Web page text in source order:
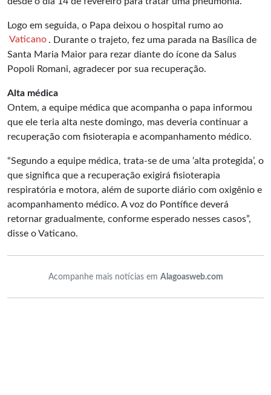
Logo em seguida, o Papa deixou o hospital rumo ao
Vaticano . Durante o trajeto, fez uma parada na Basílica de
Santa Maria Maior para rezar diante do ícone da Salus
Popoli Romani, agradecer por sua recuperação.
Alta médica
Ontem, a equipe médica que acompanha o papa informou
que ele teria alta neste domingo, mas deveria continuar a
recuperação com fisioterapia e acompanhamento médico.
“Segundo a equipe médica, trata-se de uma ‘alta protegida’, o
que significa que a recuperação exigirá fisioterapia
respiratória e motora, além de suporte diário com oxigênio e
acompanhamento médico. A voz do Pontífice deverá
retornar gradualmente, conforme esperado nesses casos”,
disse o Vaticano.
Acompanhe mais notícias em Alagoasweb.com